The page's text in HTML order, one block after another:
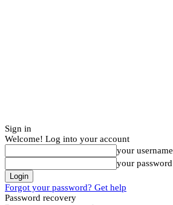
Sign in
Welcome! Log into your account
your username
your password
Forgot your password? Get help
Password recovery